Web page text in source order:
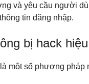
và yêu cầu người
tin đăng nhập.
bị hack
một số phương pháp